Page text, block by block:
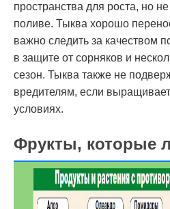
пространства для роста, но
поливе. Тыква хорошо
важно следить за качеством
в защите от сорняков и
сезон. Тыква также не
вредителям, если
условиях.
Фрукты, которые